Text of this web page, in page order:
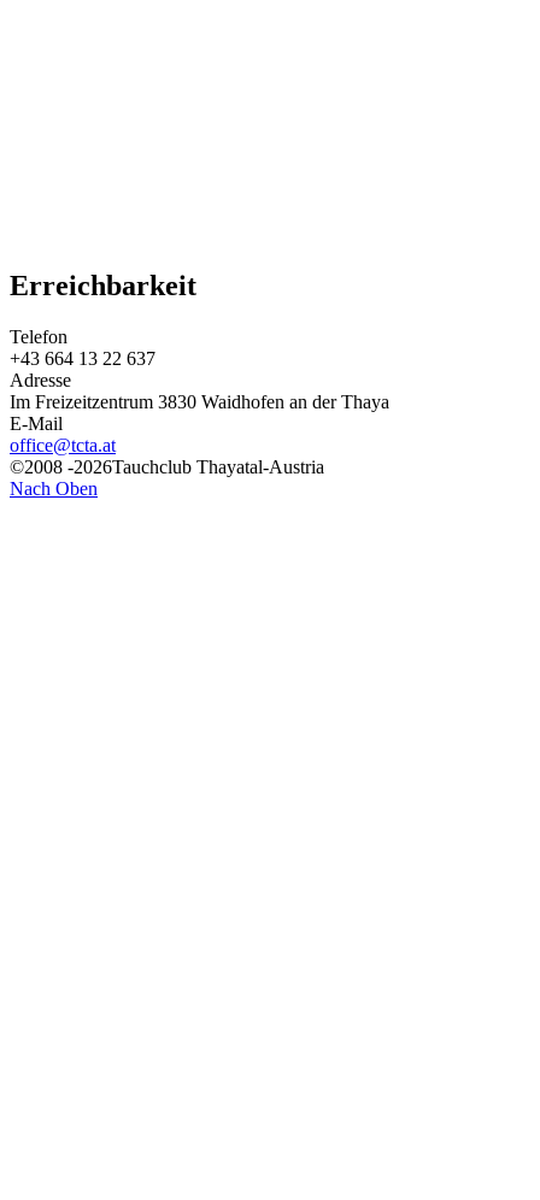
Erreichbarkeit
Telefon
+43 664 13 22 637
Adresse
Im Freizeitzentrum 3830 Waidhofen an der Thaya
E-Mail
office@tcta.at
©2008 -2026Tauchclub Thayatal-Austria
Nach Oben